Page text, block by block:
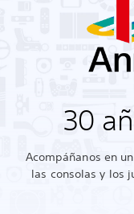
30
Acompáñanos en
las consolas y los